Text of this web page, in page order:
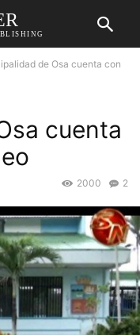
de Osa cuenta con
cuenta
2
2000